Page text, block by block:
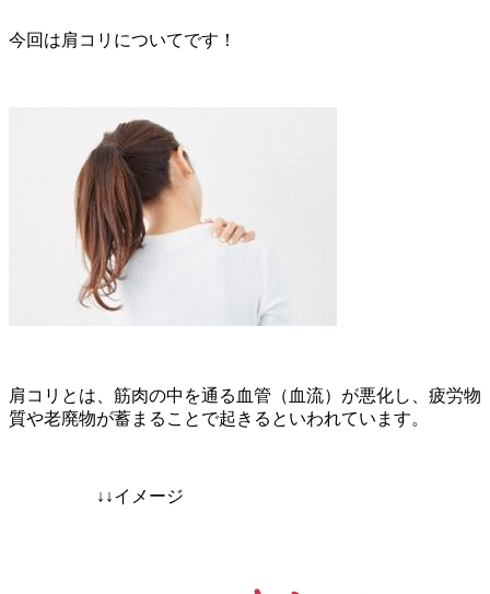
今回は肩コリについてです！
肩コリとは、筋肉の中を通る血管（血流）が悪化し、疲労物
質や老廃物が蓄まることで起きるといわれています。
↓↓イメージ